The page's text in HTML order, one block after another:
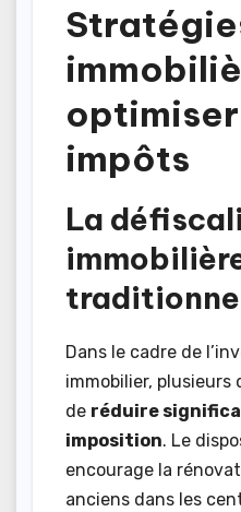
optimiser
impôts
La
Dans le cadre de
immobilier,
de réduire
imposition. Le
encourage la
anciens dans les